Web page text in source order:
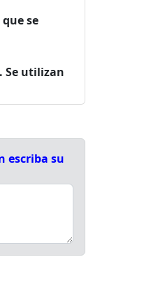
se
Se utilizan
escriba su